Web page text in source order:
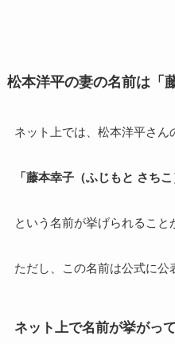
松本洋平の妻の名前は「
ネット上では、松本洋平さん
「藤本幸子（ふじもと さち
という名前が挙げられること
ただし、この名前は公式に公
ネット上で名前が挙がっ